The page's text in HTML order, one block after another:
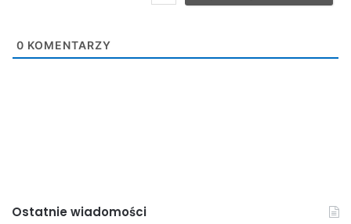
0 KOMENTARZY
Ostatnie wiadomości